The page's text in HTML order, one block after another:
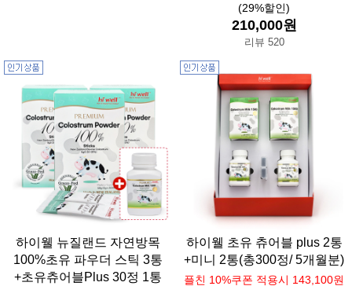
(29%할인)
210,000원
리뷰 520
하이웰 뉴질랜드 자연방목
100%초유 파우더 스틱 3통
+초유츄어블Plus 30정 1통
하이웰 초유 츄어블 plus 2통
+미니 2통(총300정/ 5개월분)
플친 10%쿠폰 적용시 143,100원